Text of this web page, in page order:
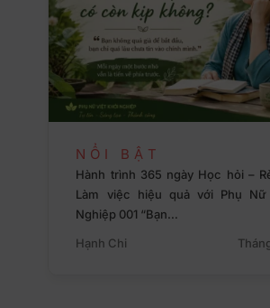
NỔI BẬT
Hành trình 365 ngày Học hỏi –
Làm việc hiệu quả với Phụ Nữ
Nghiệp 001 “Bạn…
Hạnh Chi